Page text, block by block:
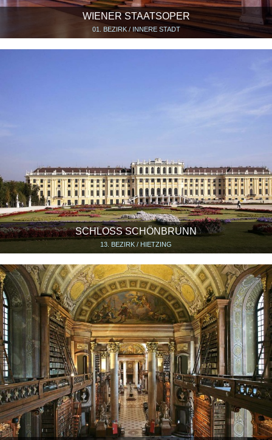
WIENER STAATSOPER
01. BEZIRK / INNERE STADT
SCHLOSS SCHÖNBRUNN
13. BEZIRK / HIETZING